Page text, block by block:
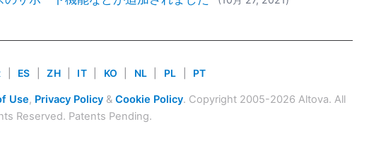
ES ZH IT KO NL PL PT
Use, Privacy Policy& Cookie Policy. Copyright 2005-2026 Altova. All
Reserved. Patents Pending.